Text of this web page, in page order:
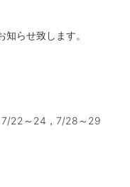
らせ致します。
7/22～24，7/28～29